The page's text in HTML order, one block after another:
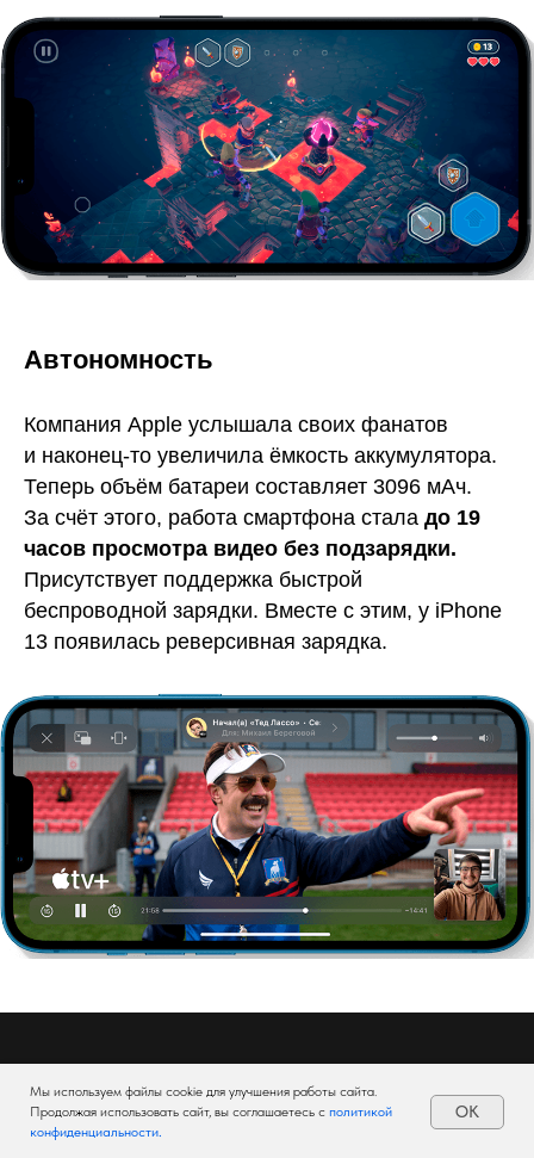
Мы используем файлы cookie для улучшения работы сайта.
Продолжая использовать сайт, вы соглашаетесь с политикой
конфиденциальности.
OK
Автономность
Компания Apple услышала своих фанатов
и наконец-то увеличила ёмкость аккумулятора.
Теперь объём батареи составляет 3096 мАч.
За счёт этого, работа смартфона стала до 19
часов просмотра видео без подзарядки.
Присутствует поддержка быстрой
беспроводной зарядки. Вместе с этим, у iPhone
13 появилась реверсивная зарядка.
Главная
О нас
Доставка и оплата